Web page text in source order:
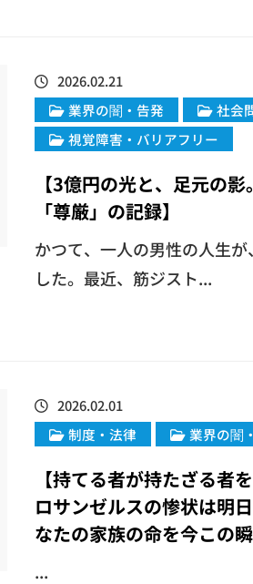
2026.02.21
業界の闇・告発
社会
視覚障害・バリアフリー
【3億円の光と、足元の
「尊厳」の記録】
かつて、一人の男性の人生
した。最近、筋ジスト...
2026.02.01
制度・法律
業界の闇
【​持てる者が持たざる者
ロサンゼルスの惨状は明
なたの家族の命を今この
...